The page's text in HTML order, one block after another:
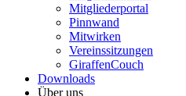
Mitgliederportal
Pinnwand
Mitwirken
Vereinssitzungen
GiraffenCouch
Downloads
Über uns